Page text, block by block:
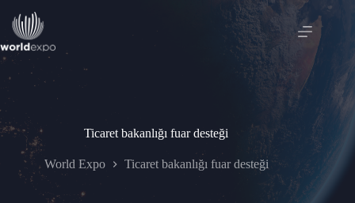
content
Ticaret bakanlığı fuar desteği
World Expo Ticaret bakanlığı fuar desteği